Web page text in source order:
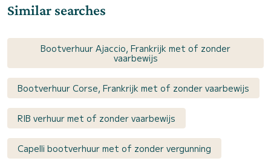
Similar searches
Bootverhuur Ajaccio, Frankrijk met of zonder
vaarbewijs
Bootverhuur Corse, Frankrijk met of zonder vaarbewijs
RIB verhuur met of zonder vaarbewijs
Capelli bootverhuur met of zonder vergunning